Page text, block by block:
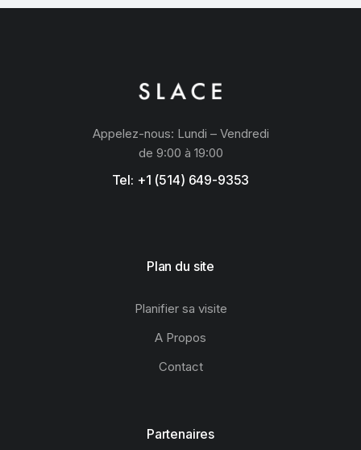
Appelez-nous: Lundi – Vendredi
de 9:00 à 19:00
Tel: +1 (514) 649-9353
Plan du site
Planifier sa visite
A Propos
Contact
Partenaires